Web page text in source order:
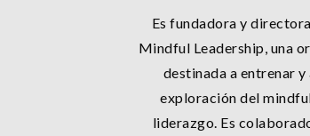
Es fundadora y
Mindful Leadership, una
destinada a entrenar
exploración del
liderazgo. Es